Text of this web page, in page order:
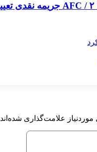
علامت‌گذاری شده‌اند